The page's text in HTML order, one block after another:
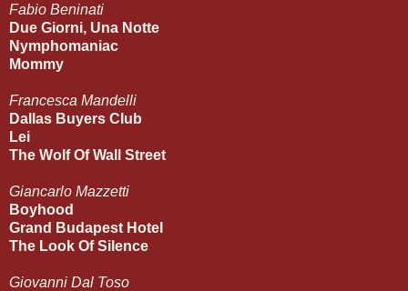
Fabio Beninati
Due Giorni, Una Notte
Nymphomaniac
Mommy
Francesca Mandelli
Dallas Buyers Club
Lei
The Wolf Of Wall Street
Giancarlo Mazzetti
Boyhood
Grand Budapest Hotel
The Look Of Silence
Giovanni Dal Toso